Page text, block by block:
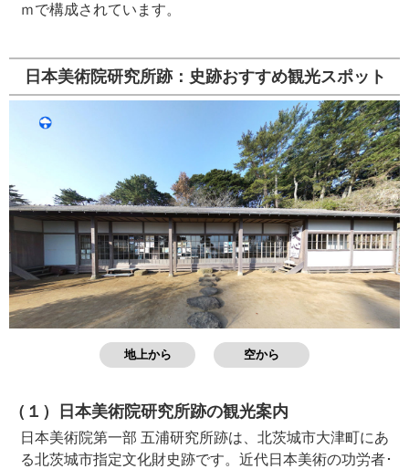
ｍで構成されています。
日本美術院研究所跡：史跡おすすめ観光スポット
地上から 空から
（１）日本美術院研究所跡の観光案内
日本美術院第一部 五浦研究所跡は、北茨城市大津町にあ
る北茨城市指定文化財史跡です。近代日本美術の功労者･